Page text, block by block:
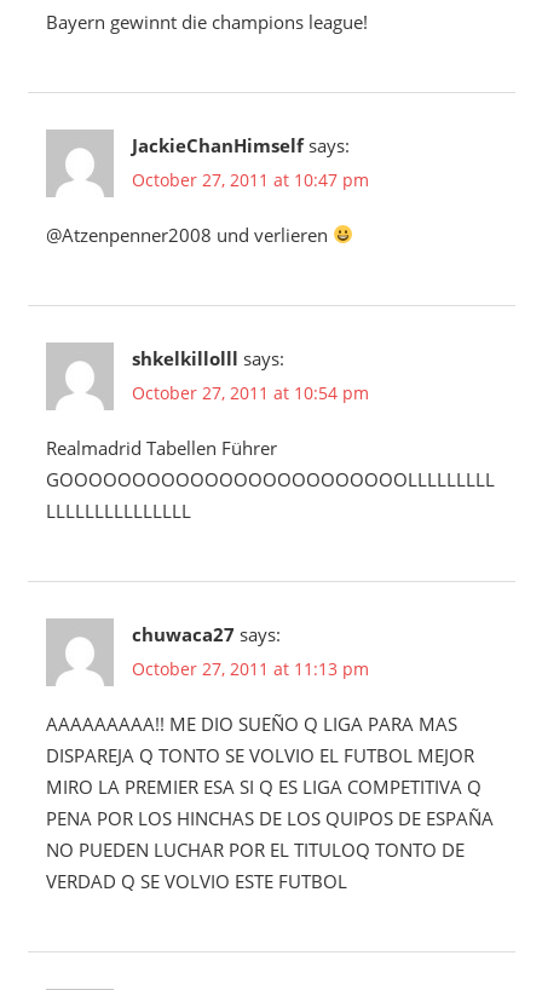
Bayern gewinnt die champions league!
JackieChanHimself says:
October 27, 2011 at 10:47 pm
@Atzenpenner2008 und verlieren
shkelkillolll says:
October 27, 2011 at 10:54 pm
Realmadrid Tabellen Führer
GOOOOOOOOOOOOOOOOOOOOOOOOLLLLLLLLL
LLLLLLLLLLLLLLL
chuwaca27 says:
October 27, 2011 at 11:13 pm
AAAAAAAAA!! ME DIO SUEÑO Q LIGA PARA MAS
DISPAREJA Q TONTO SE VOLVIO EL FUTBOL MEJOR
MIRO LA PREMIER ESA SI Q ES LIGA COMPETITIVA Q
PENA POR LOS HINCHAS DE LOS QUIPOS DE ESPAÑA
NO PUEDEN LUCHAR POR EL TITULOQ TONTO DE
VERDAD Q SE VOLVIO ESTE FUTBOL